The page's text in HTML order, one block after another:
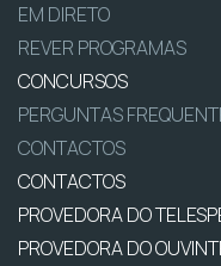
EM DIRETO
REVER PROGRAMAS
CONCURSOS
PERGUNTAS
CONTACTOS
CONTACTOS
PROVEDORA DO
PROVEDORA DO